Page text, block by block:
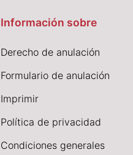
Información sobre
Derecho de anulación
Formulario de anulación
Imprimir
Política de privacidad
Condiciones generales